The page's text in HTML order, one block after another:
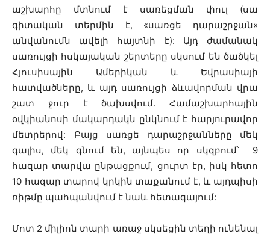
աշխարհը մտնում է սառեցման փուլ (սա
գիտական տերմին է, «սառցե դարաշրջան»
անվանումն ավելի հայտնի է): Այդ ժամանակ
սառույցի հսկայական շերտերը սկսում են ծածկել
Հյուսիսային Ամերիկան և Եվրասիայի
հատվածները, և այդ սառույցի ձևավորման վրա
շատ ջուր է ծախսվում. Համաշխարհային
օվկիանոսի մակարդակն ընկնում է հարյուրավոր
մետրերով: Բայց սառցե դարաշրջանները մեկ
գալիս, մեկ գնում են, այնպես որ սկզբում՝ 9
հազար տարվա ընթացքում, ցուրտ էր, իսկ հետո
10 հազար տարով կրկին տաքանում է, և այդպիսի
ռիթմը պահպանվում է նաև հետագայում:
Մոտ 2 միլիոն տարի առաջ սկսեցին տեղի ունենալ